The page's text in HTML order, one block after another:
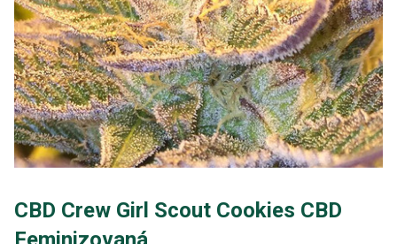
CBD Crew Girl Scout Cookies CBD